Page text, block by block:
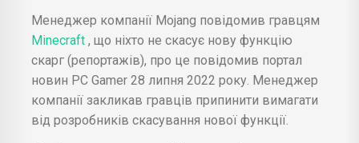
Менеджер компанії Mojang повідомив гравцям
Minecraft , що ніхто не скасує нову функцію
скарг (репортажів), про це повідомив портал
новин PC Gamer 28 липня 2022 року. Менеджер
компанії закликав гравців припинити вимагати
від розробників скасування нової функції.